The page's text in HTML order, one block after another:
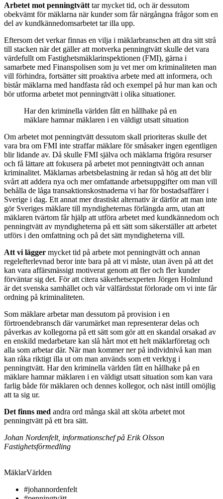
Arbetet mot penningtvätt tar mycket tid, och är dessutom
obekvämt för mäklarna när kunder som får närgångna frågor som en
del av kundkännedomsarbetet tar illa upp.
Eftersom det verkar finnas en vilja i mäklarbranschen att dra sitt strå
till stacken när det gäller att motverka penningtvätt skulle det vara
värdefullt om Fastighetsmäklarinspektionen (FMI), gärna i
samarbete med Finanspolisen som ju vet mer om kriminaliteten man
vill förhindra, fortsätter sitt proaktiva arbete med att informera, och
bistår mäklarna med handfasta råd och exempel på hur man kan och
bör utforma arbetet mot penningtvätt i olika situationer.
Har den kriminella världen fått en hållhake på en
mäklare hamnar mäklaren i en väldigt utsatt situation
Om arbetet mot penningtvätt dessutom skall prioriteras skulle det
vara bra om FMI inte straffar mäklare för småsaker ingen egentligen
blir lidande av. Då skulle FMI själva och mäklarna frigöra resurser
och få lättare att fokusera på arbetet mot penningtvätt och annan
kriminalitet. Mäklarnas arbetsbelastning är redan så hög att det blir
svårt att addera nya och mer omfattande arbetsuppgifter om man vill
behålla de låga transaktionskostnaderna vi har för bostadsaffärer i
Sverige i dag. Ett annat mer drastiskt alternativ är därför att man inte
gör Sveriges mäklare till myndigheternas förlängda arm, utan att
mäklaren tvärtom får hjälp att utföra arbetet med kundkännedom och
penningtvätt av myndigheterna på ett sätt som säkerställer att arbetet
utförs i den omfattning och på det sätt myndigheterna vill.
Att vi lägger mycket tid på arbete mot penningtvätt och annan
regelefterlevnad beror inte bara på att vi måste, utan även på att det
kan vara affärsmässigt motiverat genom att fler och fler kunder
förväntar sig det. För att citera säkerhetsexperten Jörgen Holmlund
är det svenska samhället och vår välfärdsstat förlorade om vi inte får
ordning på kriminaliteten.
Som mäklare arbetar man dessutom på provision i en
förtroendebransch där varumärket man representerar delas och
påverkas av kollegorna på ett sätt som gör att en skandal orsakad av
en enskild medarbetare kan slå hårt mot ett helt mäklarföretag och
alla som arbetar där. När man kommer ner på individnivå kan man
kan råka riktigt illa ut om man används som ett verktyg i
penningtvätt. Har den kriminella världen fått en hållhake på en
mäklare hamnar mäklaren i en väldigt utsatt situation som kan vara
farlig både för mäklaren och dennes kollegor, och näst intill omöjlig
att ta sig ur.
Det finns med andra ord många skäl att sköta arbetet mot
penningtvätt på ett bra sätt.
Johan Nordenfelt, informationschef på Erik Olsson
Fastighetsförmedling
MäklarVärlden
#johannordenfelt